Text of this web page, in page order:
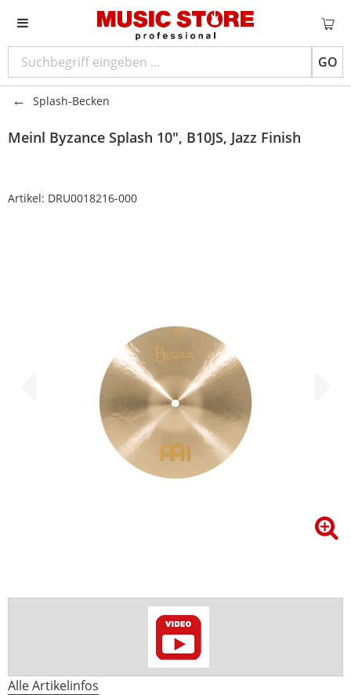
GO
Splash-Becken
Meinl Byzance Splash 10", B10JS, Jazz Finish
Artikel: DRU0018216-000
Alle Artikelinfos